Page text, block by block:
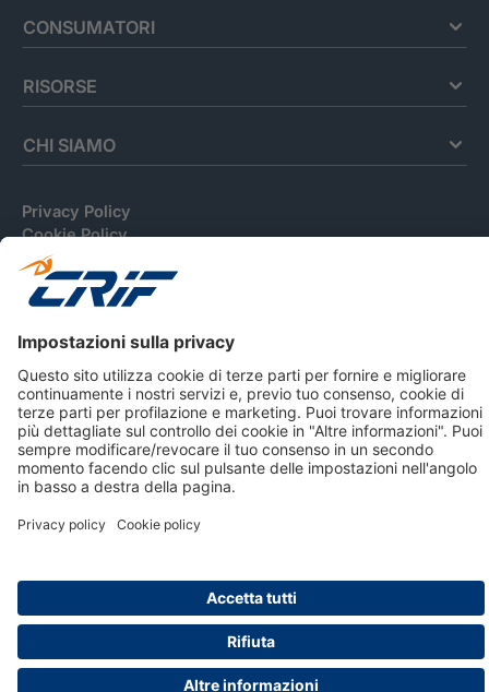
CONSUMATORI
RISORSE
CHI SIAMO
Privacy Policy
Cookie Policy
Informativa Dati Personali
CRIF Business Ethics
Accessibilità
Creditizie
© 2026 CRIF S.p.A. Tutti i diritti riservati.
Via della Beverara, 21 / 40131 Bologna / Italy Cap. Soc.
R.E.A. n° 410952 | Reg. Impr. Bo, C.F. e P.IVA 02083271201
Società con Sistema di Gestione Certificato da DNV ISO 9001,
ISO 45001, ISO/IEC 27001, ISO14001